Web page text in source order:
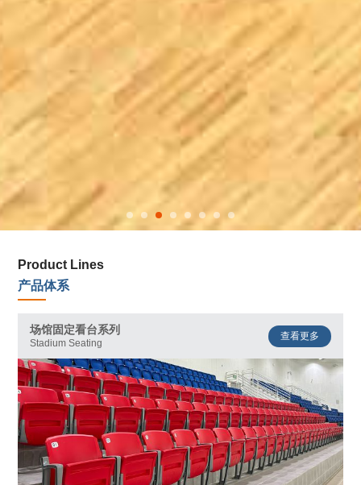
Product Lines
产品体系
场馆固定看台系列
Stadium Seating
查看更多